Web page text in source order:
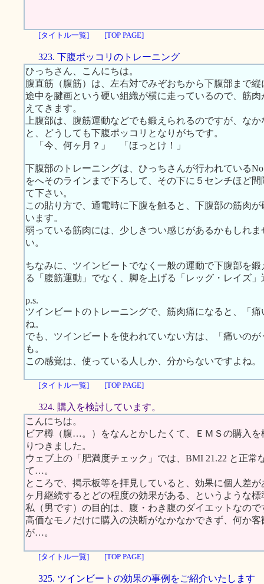
[タイトル一覧] [TOP PAGE]
323. 下腹ポッコリのトレーニング
ひっちさん、こんにちは。
腹直筋（腹筋）は、左右対でみぞおちから下腹部まで
途中を腱画という硬い組織が横に走っているので、筋
えてきます。
上腹部は、腹筋運動などでも鍛えられるのですが、な
と、どうしても下腹ポッコリとなりがちです。
「今、何ヶ月？」 「ほっとけ！」
下腹部のトレーニングは、ひっちさんが行われている
をへそのラインまで下ろして、その下に５センチほど
て下さい。
この貼り方で、通電時に下腹を触ると、下腹部の筋肉
います。
弱っている筋肉には、少しきつい感じがあるかもしれ
い。
ちなみに、ツインビートでなく一般の運動で下腹部を
る「腹筋運動」でなく、脚を上げる「レッグ・レイズ
p.s.
ツインビートのトレーニングで、筋肉痛になると、「
ね。
でも、ツインビートを使われていない方は、「痛い
も。
この感覚は、使っている人しか、分からないですよね。
[タイトル一覧] [TOP PAGE]
324. 購入を検討しています。
こんにちは。
ビア樽（腹…。）をなんとかしたくて、ＥＭＳの購入
りつきました。
ウェブ上の「肥満度チェック」では、BMI 21.22 と正
て…。
ところで、掲示板等を拝見していると、効果に個人差
ヶ月継続するとどの程度の効果がある、というような
私（男です）の目的は、腹・わき腹のダイエットなので
高価なモノだけに購入の決断がなかなかできず、何か
が…。
[タイトル一覧] [TOP PAGE]
325. ツインビートの効果の事例をご紹介いたします